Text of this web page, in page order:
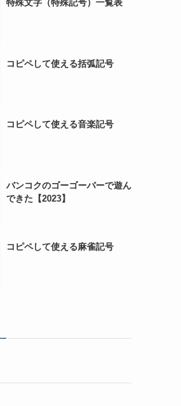
特殊文字（特殊記号）一覧表
コピペして使える括弧記号
コピペして使える音楽記号
バンコクのゴーゴーバーで遊ん
できた【2023】
コピペして使える麻雀記号